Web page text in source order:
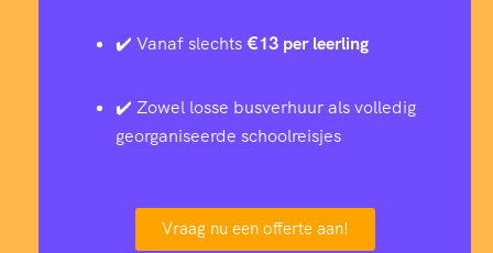
✔️ Vanaf slechts€13 per leerling
✔️ Zowel losse busverhuur als volledig
georganiseerde schoolreisjes
Vraag nu een offerte aan!